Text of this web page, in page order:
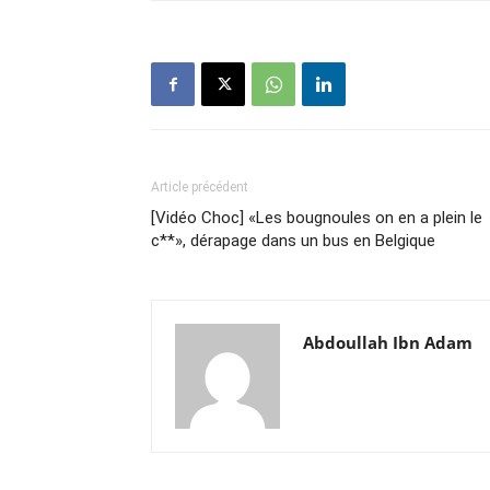
Article précédent
[Vidéo Choc] «Les bougnoules on en a plein le
c**», dérapage dans un bus en Belgique
Abdoullah Ibn Adam